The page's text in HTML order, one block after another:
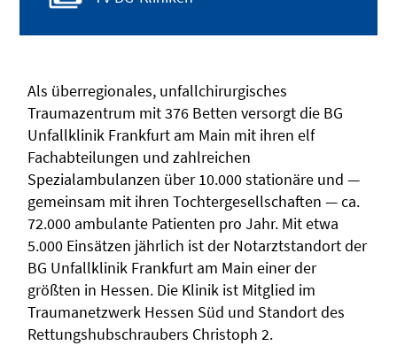
Als überregionales, unfallchirurgisches
Traumazentrum mit 376 Betten versorgt die BG
Unfallklinik Frankfurt am Main mit ihren elf
Fachabteilungen und zahlreichen
Spezialambulanzen über 10.000 stationäre und —
gemeinsam mit ihren Tochtergesellschaften — ca.
72.000 ambulante Patienten pro Jahr. Mit etwa
5.000 Einsätzen jährlich ist der Notarztstandort der
BG Unfallklinik Frankfurt am Main einer der
größten in Hessen. Die Klinik ist Mitglied im
Traumanetzwerk Hessen Süd und Standort des
Rettungshubschraubers Christoph 2.